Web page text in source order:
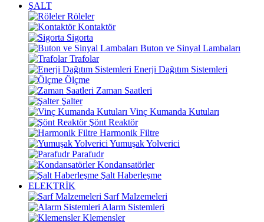
ŞALT
Röleler
Kontaktör
Sigorta
Buton ve Sinyal Lambaları
Trafolar
Enerji Dağıtım Sistemleri
Ölçme
Zaman Saatleri
Şalter
Vinç Kumanda Kutuları
Şönt Reaktör
Harmonik Filtre
Yumuşak Yolverici
Parafudr
Kondansatörler
Şalt Haberleşme
ELEKTRİK
Sarf Malzemeleri
Alarm Sistemleri
Klemensler